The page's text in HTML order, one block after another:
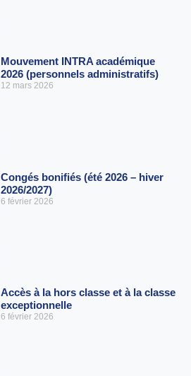
Mouvement INTRA académique
2026 (personnels administratifs)
12 mars 2026
Congés bonifiés (été 2026 – hiver
2026/2027)
6 février 2026
Accès à la hors classe et à la classe
exceptionnelle
6 février 2026